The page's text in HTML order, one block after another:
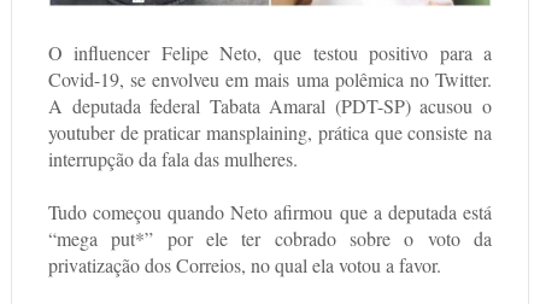
O influencer Felipe Neto, que testou positivo para a
Covid-19, se envolveu em mais uma polêmica no Twitter.
A deputada federal Tabata Amaral (PDT-SP) acusou o
youtuber de praticar mansplaining, prática que consiste na
interrupção da fala das mulheres.
Tudo começou quando Neto afirmou que a deputada está
“mega put*” por ele ter cobrado sobre o voto da
privatização dos Correios, no qual ela votou a favor.